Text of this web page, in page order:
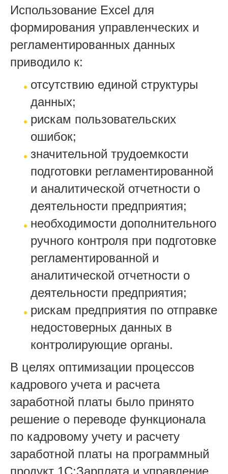
Использование Excel для
формирования управленческих и
регламентированных данных
приводило к:
отсутствию единой структуры
данных;
рискам пользовательских
ошибок;
значительной трудоемкости
подготовки регламентированной
и аналитической отчетности о
деятельности предприятия;
необходимости дополнительного
ручного контроля при подготовке
регламентированной и
аналитической отчетности о
деятельности предприятия;
рискам предприятия по отправке
недостоверных данных в
контролирующие органы.
В целях оптимизации процессов
кадрового учета и расчета
заработной платы было принято
решение о переводе функционала
по кадровому учету и расчету
заработной платы на программный
продукт 1С:Зарплата и управление